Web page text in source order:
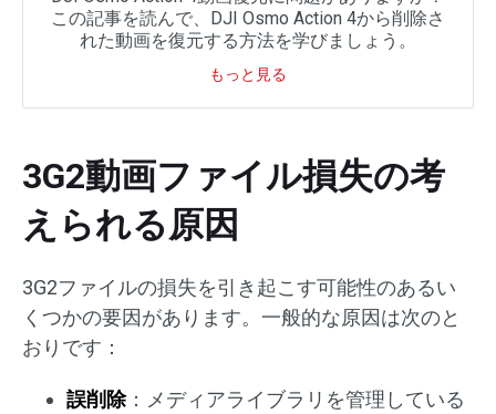
この記事を読んで、DJI Osmo Action 4から削除さ
れた動画を復元する方法を学びましょう。
もっと見る
3G2動画ファイル損失の考
えられる原因
3G2ファイルの損失を引き起こす可能性のあるい
くつかの要因があります。一般的な原因は次のと
おりです：
誤削除：メディアライブラリを管理している